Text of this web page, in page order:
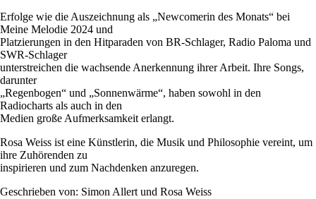
Erfolge wie die Auszeichnung als „Newcomerin des Monats“ bei
Meine Melodie 2024 und
Platzierungen in den Hitparaden von BR-Schlager, Radio Paloma und
SWR-Schlager
unterstreichen die wachsende Anerkennung ihrer Arbeit. Ihre Songs,
darunter
„Regenbogen“ und „Sonnenwärme“, haben sowohl in den
Radiocharts als auch in den
Medien große Aufmerksamkeit erlangt.
Rosa Weiss ist eine Künstlerin, die Musik und Philosophie vereint, um
ihre Zuhörenden zu
inspirieren und zum Nachdenken anzuregen.
Geschrieben von: Simon Allert und Rosa Weiss